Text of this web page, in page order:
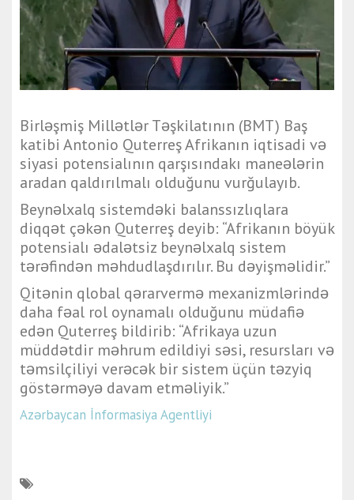
Birləşmiş Millətlər Təşkilatının (BMT) Baş
katibi Antonio Quterreş Afrikanın iqtisadi və
siyasi potensialının qarşısındakı maneələrin
aradan qaldırılmalı olduğunu vurğulayıb.
Beynəlxalq sistemdəki balanssızlıqlara
diqqət çəkən Quterreş deyib: “Afrikanın böyük
potensialı ədalətsiz beynəlxalq sistem
tərəfindən məhdudlaşdırılır. Bu dəyişməlidir.”
Qitənin qlobal qərarvermə mexanizmlərində
daha fəal rol oynamalı olduğunu müdafiə
edən Quterreş bildirib: “Afrikaya uzun
müddətdir məhrum edildiyi səsi, resursları və
təmsilçiliyi verəcək bir sistem üçün təzyiq
göstərməyə davam etməliyik.”
Azərbaycan İnformasiya Agentliyi